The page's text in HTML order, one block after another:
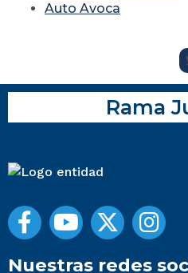
Auto Avoca
Rama
Nuestras redes